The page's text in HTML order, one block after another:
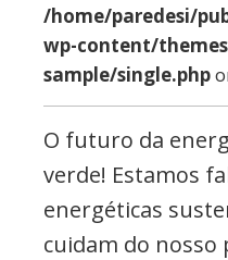
/home/paredesi/
wp-content/
sample/single.php
O futuro da
verde! Estamos
energéticas
cuidam do nosso